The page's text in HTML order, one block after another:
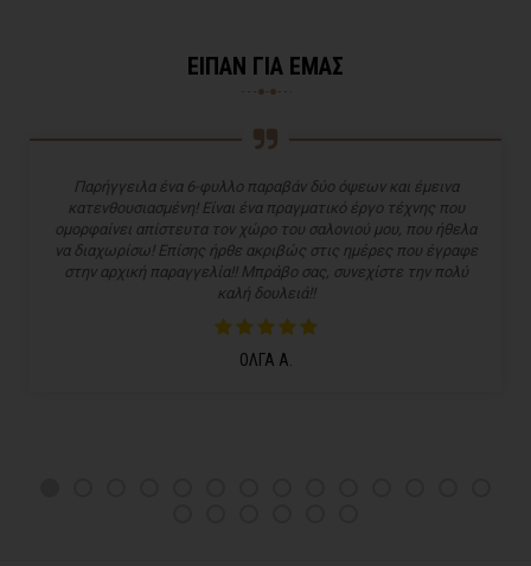
ΕΙΠΑΝ ΓΙΑ ΕΜΑΣ
Παρήγγειλα ένα 6-φυλλο παραβάν δύο όψεων και έμεινα
κατενθουσιασμένη! Είναι ένα πραγματικό έργο τέχνης που
ομορφαίνει απίστευτα τον χώρο του σαλονιού μου, που ήθελα
να διαχωρίσω! Επίσης ήρθε ακριβώς στις ημέρες που έγραφε
στην αρχική παραγγελία!! Μπράβο σας, συνεχίστε την πολύ
καλή δουλειά!!
ΟΛΓΑ Α.